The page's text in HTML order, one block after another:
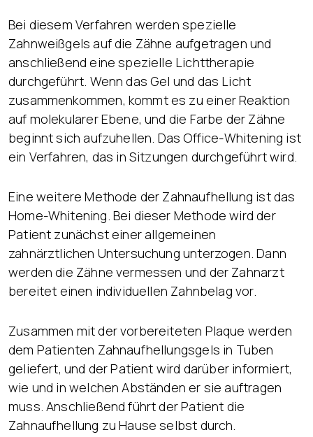
Bei diesem Verfahren werden spezielle
Zahnweißgels auf die Zähne aufgetragen und
anschließend eine spezielle Lichttherapie
durchgeführt. Wenn das Gel und das Licht
zusammenkommen, kommt es zu einer Reaktion
auf molekularer Ebene, und die Farbe der Zähne
beginnt sich aufzuhellen. Das Office-Whitening ist
ein Verfahren, das in Sitzungen durchgeführt wird.
Eine weitere Methode der Zahnaufhellung ist das
Home-Whitening. Bei dieser Methode wird der
Patient zunächst einer allgemeinen
zahnärztlichen Untersuchung unterzogen. Dann
werden die Zähne vermessen und der Zahnarzt
bereitet einen individuellen Zahnbelag vor.
Zusammen mit der vorbereiteten Plaque werden
dem Patienten Zahnaufhellungsgels in Tuben
geliefert, und der Patient wird darüber informiert,
wie und in welchen Abständen er sie auftragen
muss. Anschließend führt der Patient die
Zahnaufhellung zu Hause selbst durch.